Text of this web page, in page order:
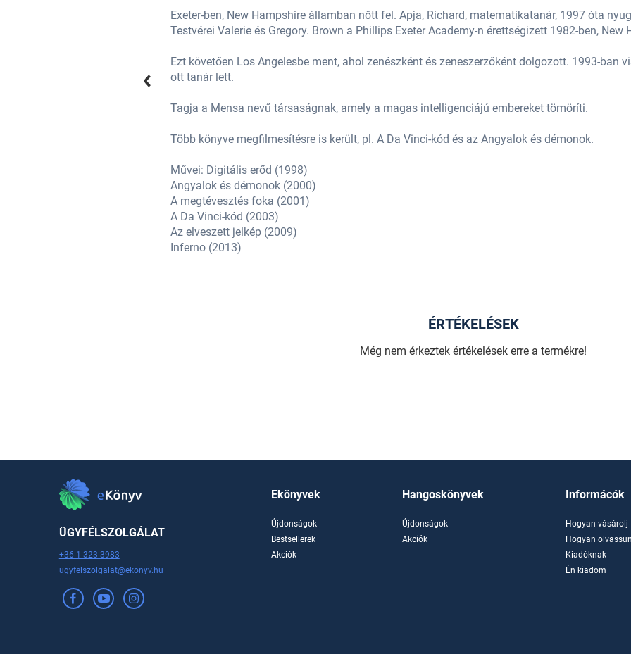
Exeter-ben, New Hampshire államban nőtt fel. Apja, Richard, matematikatanár, 1997 óta
Testvérei Valerie és Gregory. Brown a Phillips Exeter Academy-n érettségizett 1982-ben, New
Ezt követően Los Angelesbe ment, ahol zenészként és zeneszerzőként dolgozott. 1993-ban
ott tanár lett.
Tagja a Mensa nevű társaságnak, amely a magas intelligenciájú embereket tömöríti.
Több könyve megfilmesítésre is került, pl. A Da Vinci-kód és az Angyalok és démonok.
Művei: Digitális erőd (1998)
Angyalok és démonok (2000)
A megtévesztés foka (2001)
A Da Vinci-kód (2003)
Az elveszett jelkép (2009)
Inferno (2013)
ÉRTÉKELÉSEK
Még nem érkeztek értékelések erre a termékre!
ÜGYFÉLSZOLGÁLAT
+36-1-323-3983
ugyfelszolgalat@ekonyv.hu
Ekönyvek
Újdonságok
Bestsellerek
Akciók
Hangoskönyvek
Újdonságok
Akciók
Informácók
Hogyan vásárolj
Hogyan
Kiadóknak
Én kiadom